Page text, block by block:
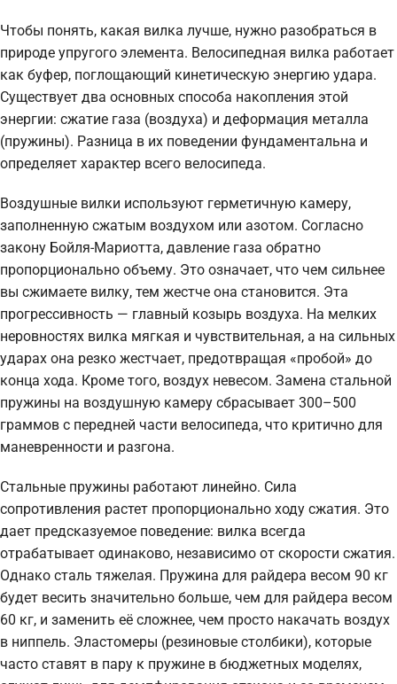
Чтобы понять, какая вилка лучше, нужно разобраться в
природе упругого элемента. Велосипедная вилка работает
как буфер, поглощающий кинетическую энергию удара.
Существует два основных способа накопления этой
энергии: сжатие газа (воздуха) и деформация металла
(пружины). Разница в их поведении фундаментальна и
определяет характер всего велосипеда.
Воздушные вилки используют герметичную камеру,
заполненную сжатым воздухом или азотом. Согласно
закону Бойля-Мариотта, давление газа обратно
пропорционально объему. Это означает, что чем сильнее
вы сжимаете вилку, тем жестче она становится. Эта
прогрессивность — главный козырь воздуха. На мелких
неровностях вилка мягкая и чувствительная, а на сильных
ударах она резко жестчает, предотвращая «пробой» до
конца хода. Кроме того, воздух невесом. Замена стальной
пружины на воздушную камеру сбрасывает 300–500
граммов с передней части велосипеда, что критично для
маневренности и разгона.
Стальные пружины работают линейно. Сила
сопротивления растет пропорционально ходу сжатия. Это
дает предсказуемое поведение: вилка всегда
отрабатывает одинаково, независимо от скорости сжатия.
Однако сталь тяжелая. Пружина для райдера весом 90 кг
будет весить значительно больше, чем для райдера весом
60 кг, и заменить её сложнее, чем просто накачать воздух
в ниппель. Эластомеры (резиновые столбики), которые
часто ставят в пару к пружине в бюджетных моделях,